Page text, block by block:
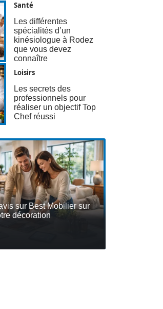
Santé
Les différentes
spécialités d’un
kinésiologue à Rodez
que vous devez
connaître
Loisirs
Les secrets des
professionnels pour
réaliser un objectif Top
Chef réussi
sur Best Mobilier sur
décoration